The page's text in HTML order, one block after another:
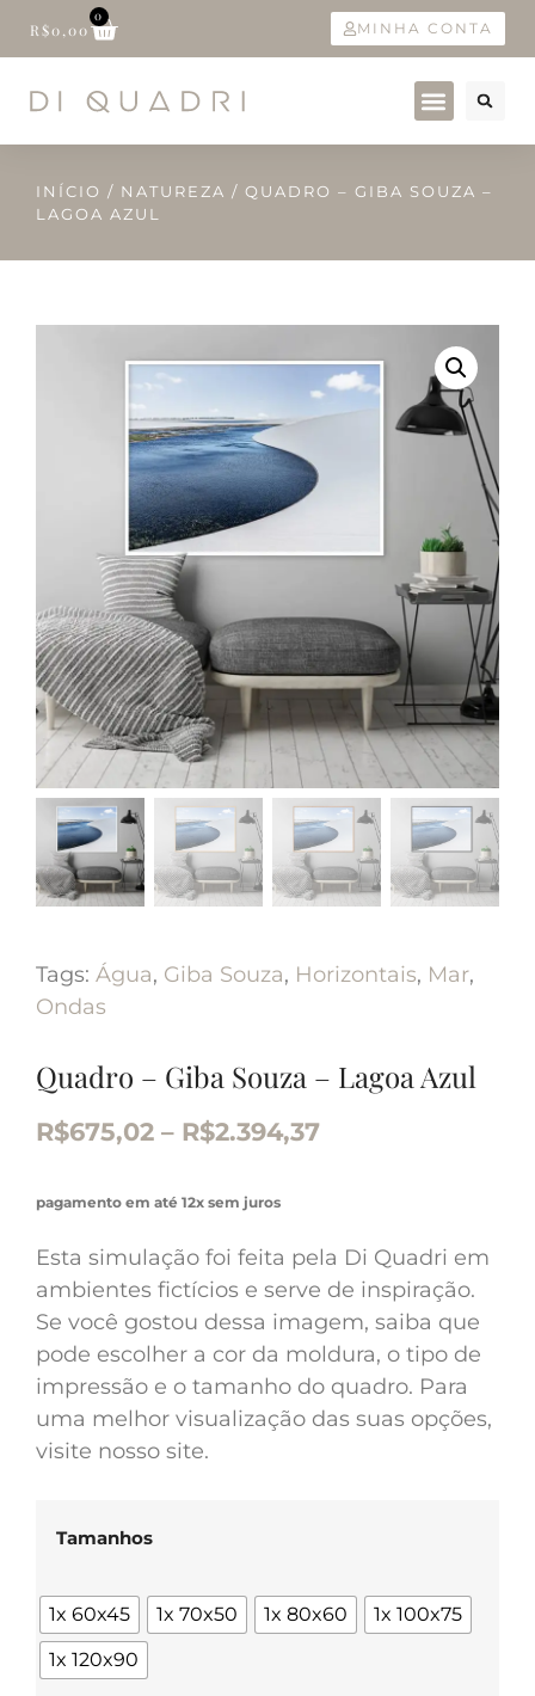
R$0,00
0
MINHA CONTA
INÍCIO / NATUREZA / QUADRO – GIBA SOUZA –
LAGOA AZUL
Tags: Água, Giba Souza, Horizontais, Mar,
Ondas
Quadro – Giba Souza – Lagoa Azul
R$675,02 – R$2.394,37
pagamento em até 12x sem juros
Esta simulação foi feita pela Di Quadri em
ambientes fictícios e serve de inspiração.
Se você gostou dessa imagem, saiba que
pode escolher a cor da moldura, o tipo de
impressão e o tamanho do quadro. Para
uma melhor visualização das suas opções,
visite nosso site.
Tamanhos
1x 60x45 1x 70x50 1x 80x60
1x 100x75
1x 120x90